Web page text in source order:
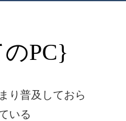
PC}
り普及しておら
いる